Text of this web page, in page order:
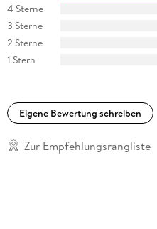
4 Sterne
3 Sterne
2 Sterne
1 Stern
Eigene Bewertung schreiben
Zur Empfehlungsrangliste